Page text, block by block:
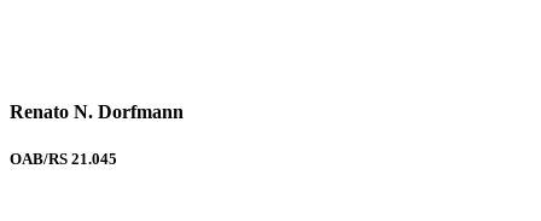
Renato N. Dorfmann
OAB/RS 21.045